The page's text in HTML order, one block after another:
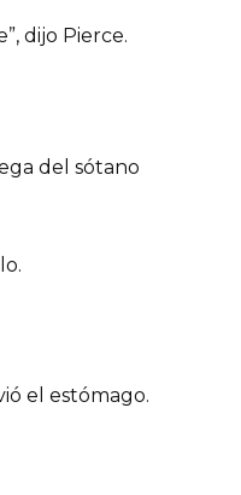
dijo Pierce.
del sótano
el estómago.